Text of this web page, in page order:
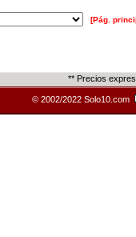
[Pág.
** Precios
© 2002/2022 Solo10.com